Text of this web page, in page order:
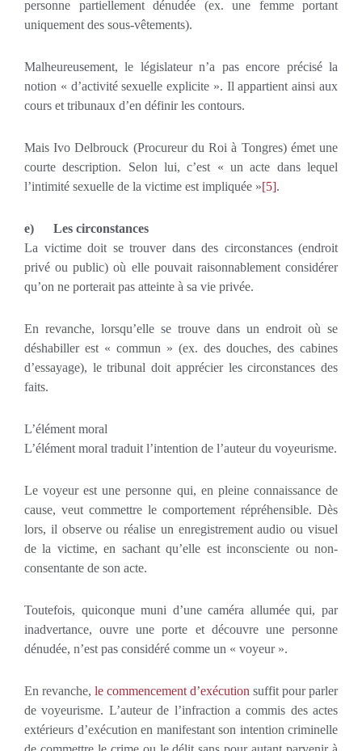
personne partiellement dénudée (ex. une femme portant
uniquement des sous-vêtements).
Malheureusement, le législateur n’a pas encore précisé la
notion « d’activité sexuelle explicite ». Il appartient ainsi aux
cours et tribunaux d’en définir les contours.
Mais Ivo Delbrouck (Procureur du Roi à Tongres) émet une
courte description. Selon lui, c’est « un acte dans lequel
l’intimité sexuelle de la victime est impliquée »[5].
e) Les circonstances
La victime doit se trouver dans des circonstances (endroit
privé ou public) où elle pouvait raisonnablement considérer
qu’on ne porterait pas atteinte à sa vie privée.
En revanche, lorsqu’elle se trouve dans un endroit où se
déshabiller est « commun » (ex. des douches, des cabines
d’essayage), le tribunal doit apprécier les circonstances des
faits.
L’élément moral
L’élément moral traduit l’intention de l’auteur du voyeurisme.
Le voyeur est une personne qui, en pleine connaissance de
cause, veut commettre le comportement répréhensible. Dès
lors, il observe ou réalise un enregistrement audio ou visuel
de la victime, en sachant qu’elle est inconsciente ou non-
consentante de son acte.
Toutefois, quiconque muni d’une caméra allumée qui, par
inadvertance, ouvre une porte et découvre une personne
dénudée, n’est pas considéré comme un « voyeur ».
En revanche, le commencement d’exécution suffit pour parler
de voyeurisme. L’auteur de l’infraction a commis des actes
extérieurs d’exécution en manifestant son intention criminelle